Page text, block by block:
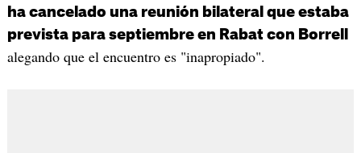
ha cancelado una reunión bilateral que estaba
prevista para septiembre en Rabat con Borrell
alegando que el encuentro es "inapropiado".